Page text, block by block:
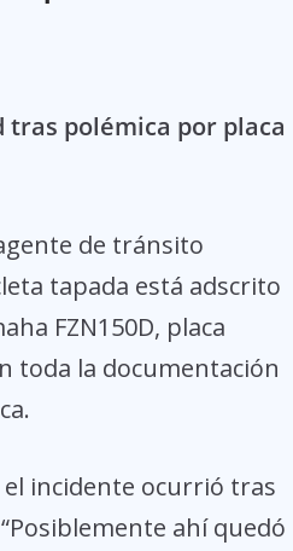
polémica por placa
de tránsito
tapada está adscrito
FZN150D, placa
toda la documentación
el incidente ocurrió tras
ahí quedó